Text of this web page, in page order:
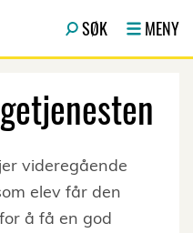
SØK MENY
videregående
elev får den
å få en god